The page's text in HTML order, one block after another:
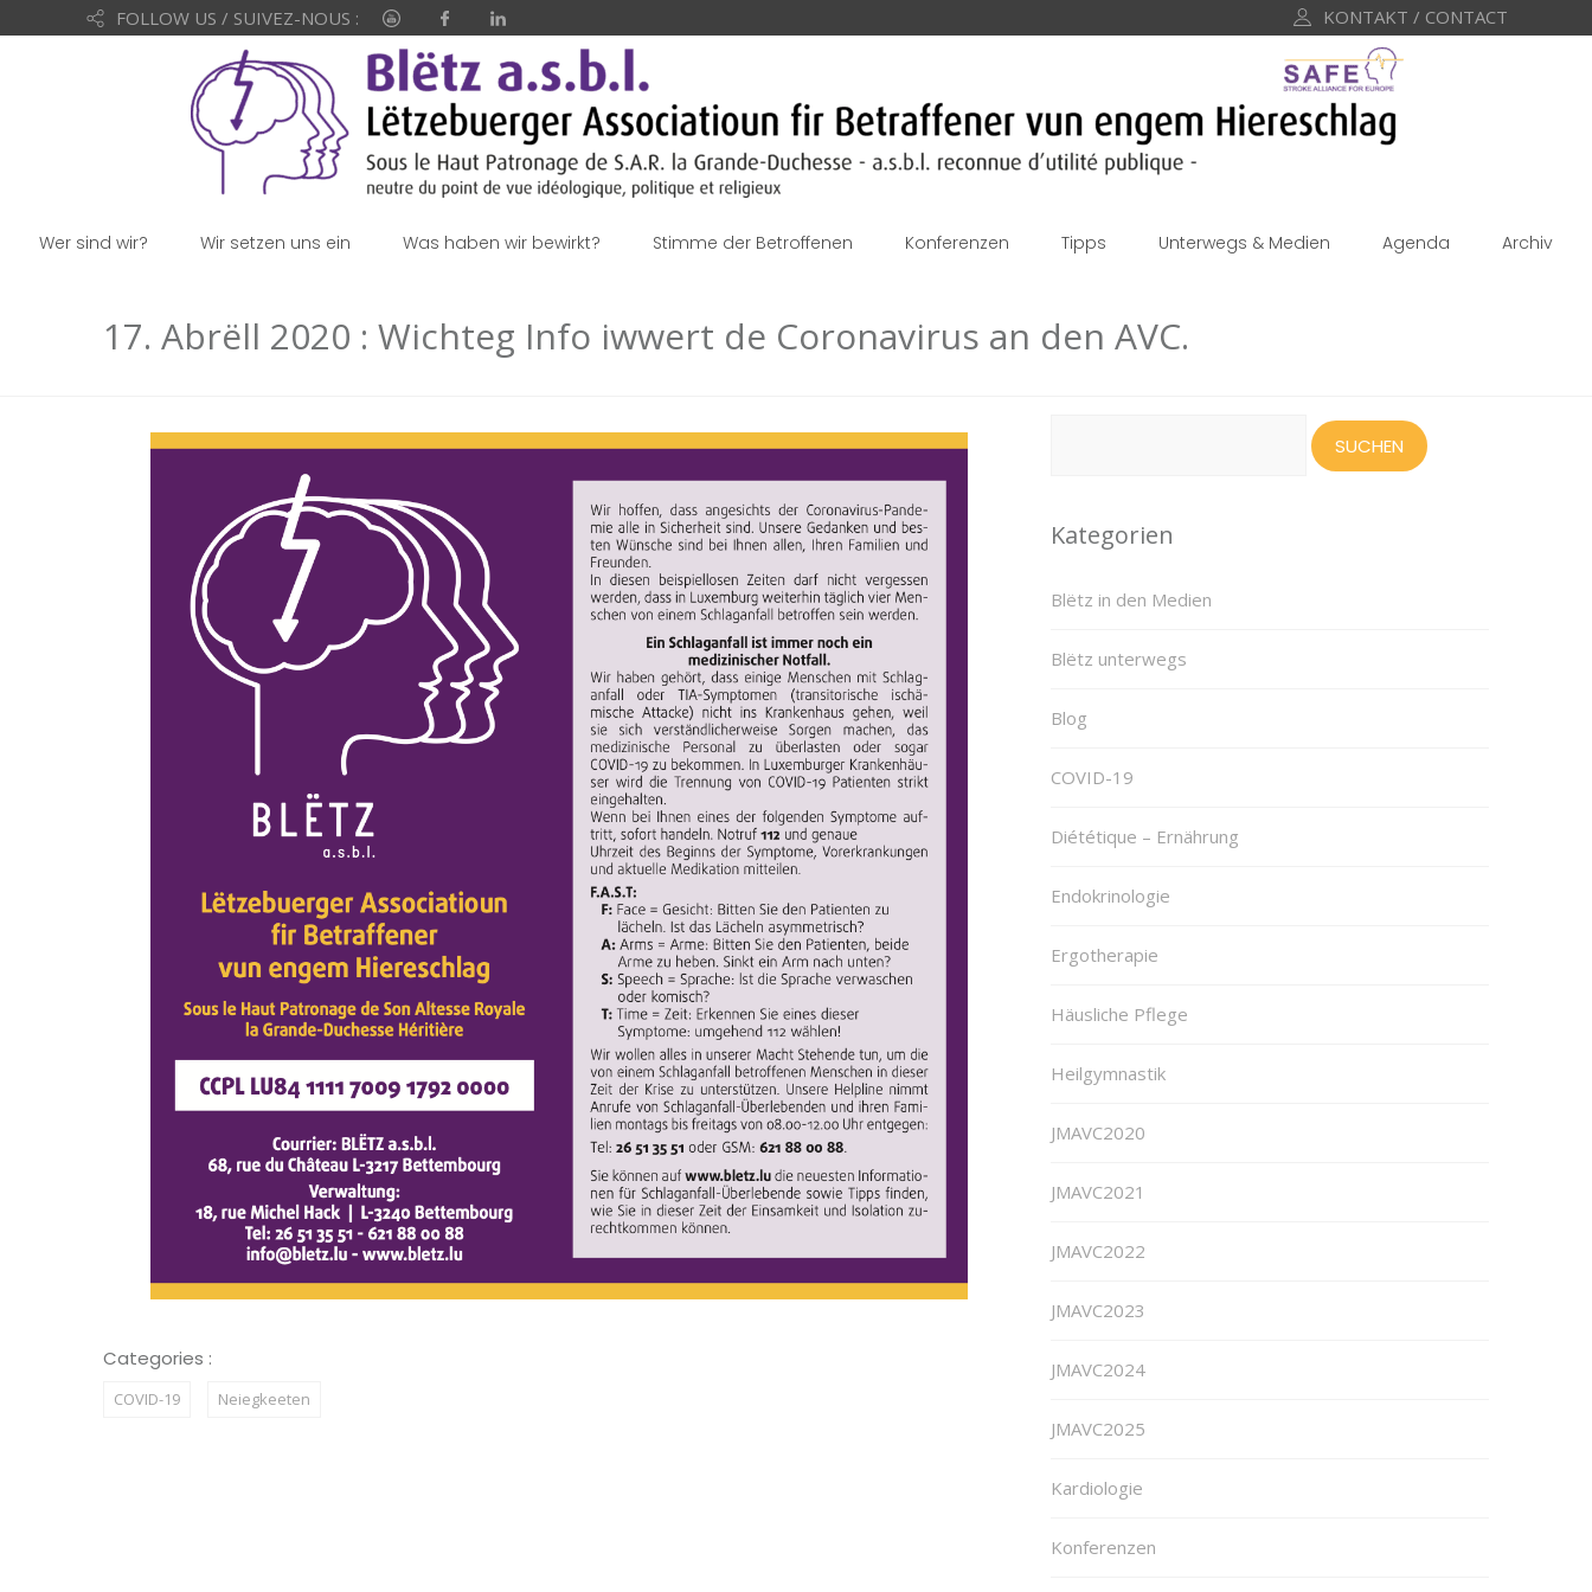
FOLLOW US / SUIVEZ-NOUS : KONTAKT / CONTACT
Wer sind wir? Wir setzen uns ein Was haben wir bewirkt? Stimme der Betroffenen Konferenzen Tipps Unterwegs & Medien Agenda Archiv
17. Abrëll 2020 : Wichteg Info iwwert de Coronavirus an den AVC.
Categories :
COVID-19 Neiegkeeten
Kategorien
Blëtz in den Medien
Blëtz unterwegs
Blog
COVID-19
Diététique – Ernährung
Endokrinologie
Ergotherapie
Häusliche Pflege
Heilgymnastik
JMAVC2020
JMAVC2021
JMAVC2022
JMAVC2023
JMAVC2024
JMAVC2025
Kardiologie
Konferenzen